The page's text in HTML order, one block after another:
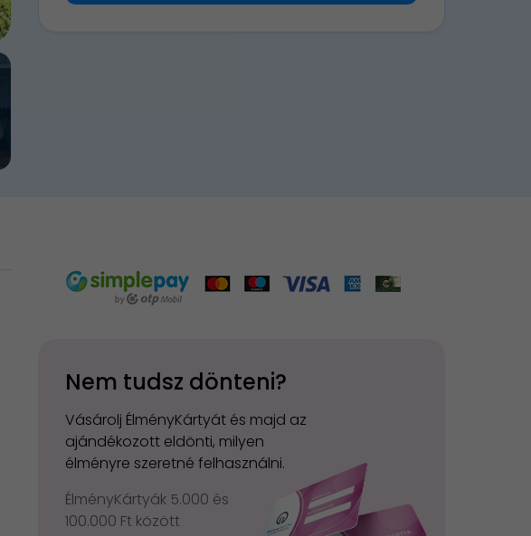
Nem tudsz dönteni?
Vásárolj ÉlményKártyát és majd az
ajándékozott eldönti, milyen
élményre szeretné felhasználni.
ÉlményKártyák 5.000 és
100.000 Ft között